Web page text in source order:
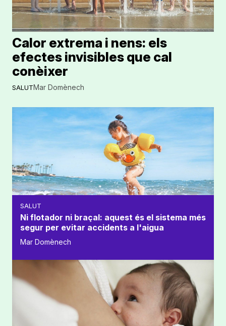
SALUT
Calor extrema i nens: els
efectes invisibles que cal
conèixer
Mar Domènech
SALUT
Ni flotador ni braçal: aquest és el sistema més
segur per evitar accidents a l'aigua
Mar Domènech